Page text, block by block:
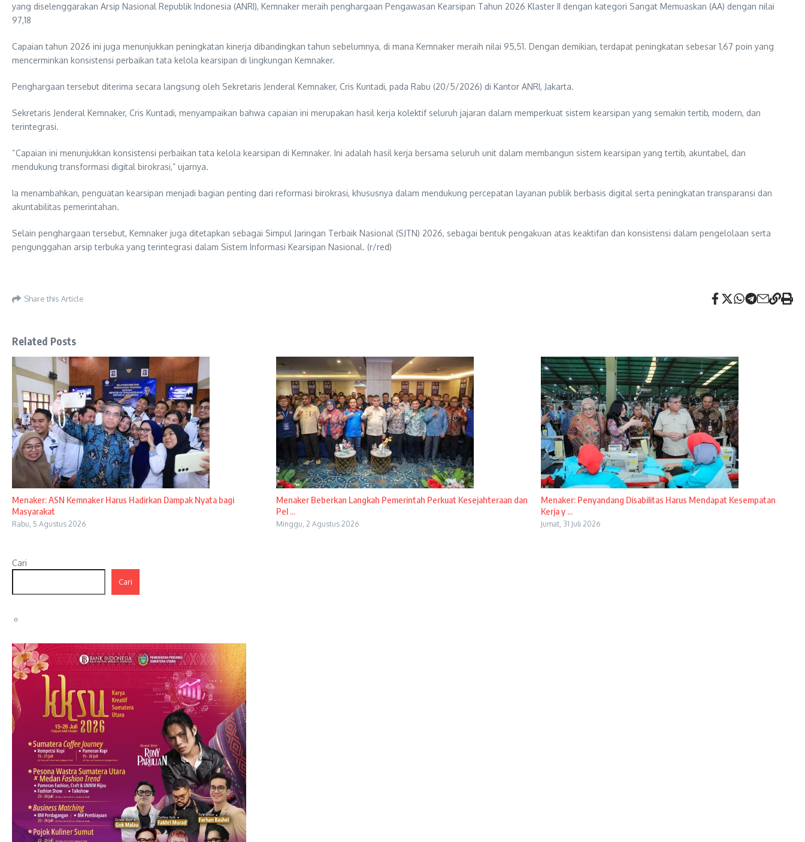
yang diselenggarakan Arsip Nasional Republik Indonesia (ANRI), Kemnaker meraih penghargaan Pengawasan Kearsipan Tahun 2026 Klaster II dengan kategori Sangat Memuaskan (AA) dengan nilai
97,18
Capaian tahun 2026 ini juga menunjukkan peningkatan kinerja dibandingkan tahun sebelumnya, di mana Kemnaker meraih nilai 95,51. Dengan demikian, terdapat peningkatan sebesar 1,67 poin yang
mencerminkan konsistensi perbaikan tata kelola kearsipan di lingkungan Kemnaker.
Penghargaan tersebut diterima secara langsung oleh Sekretaris Jenderal Kemnaker, Cris Kuntadi, pada Rabu (20/5/2026) di Kantor ANRI, Jakarta.
Sekretaris Jenderal Kemnaker, Cris Kuntadi, menyampaikan bahwa capaian ini merupakan hasil kerja kolektif seluruh jajaran dalam memperkuat sistem kearsipan yang semakin tertib, modern, dan
terintegrasi.
“Capaian ini menunjukkan konsistensi perbaikan tata kelola kearsipan di Kemnaker. Ini adalah hasil kerja bersama seluruh unit dalam membangun sistem kearsipan yang tertib, akuntabel, dan
mendukung transformasi digital birokrasi,” ujarnya.
Ia menambahkan, penguatan kearsipan menjadi bagian penting dari reformasi birokrasi, khususnya dalam mendukung percepatan layanan publik berbasis digital serta peningkatan transparansi dan
akuntabilitas pemerintahan.
Selain penghargaan tersebut, Kemnaker juga ditetapkan sebagai Simpul Jaringan Terbaik Nasional (SJTN) 2026, sebagai bentuk pengakuan atas keaktifan dan konsistensi dalam pengelolaan serta
pengunggahan arsip terbuka yang terintegrasi dalam Sistem Informasi Kearsipan Nasional. (r/red)
Share this Article
Related Posts
Menaker: ASN Kemnaker Harus Hadirkan Dampak Nyata bagi
Masyarakat
Rabu, 5 Agustus 2026
Menaker Beberkan Langkah Pemerintah Perkuat Kesejahteraan dan
Pel ...
Minggu, 2 Agustus 2026
Menaker: Penyandang Disabilitas Harus Mendapat Kesempatan
Kerja y ...
Jumat, 31 Juli 2026
Cari
Cari